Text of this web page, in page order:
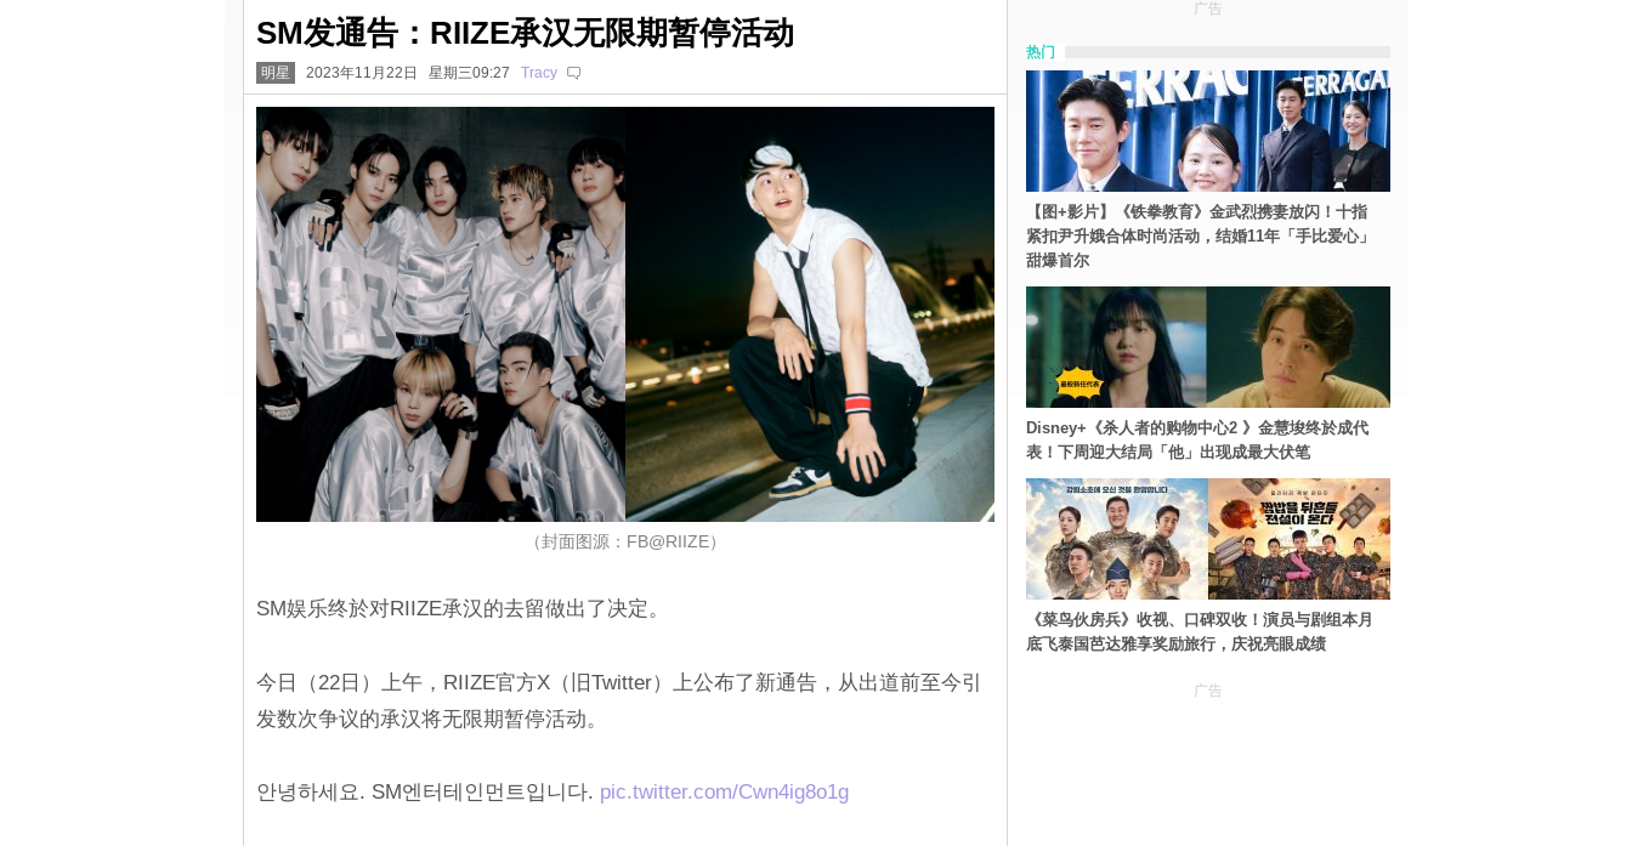
SM发通告：RIIZE承汉无限期暂停活动
明星 2023年11月22日 星期三09:27 Tracy
（封面图源：FB@RIIZE）
SM娱乐终於对RIIZE承汉的去留做出了决定。
今日（22日）上午，RIIZE官方X（旧Twitter）上公布了新通告，从出道前至今引
发数次争议的承汉将无限期暂停活动。
안녕하세요. SM엔터테인먼트입니다. pic.twitter.com/Cwn4ig8o1g
广告
热门
【图+影片】《铁拳教育》金武烈携妻放闪！十指
紧扣尹升娥合体时尚活动，结婚11年「手比爱心」
甜爆首尔
Disney+《杀人者的购物中心2 》金慧埈终於成代
表！下周迎大结局「他」出现成最大伏笔
《菜鸟伙房兵》收视、口碑双收！演员与剧组本月
底飞泰国芭达雅享奖励旅行，庆祝亮眼成绩
广告